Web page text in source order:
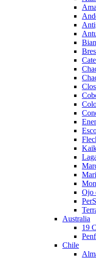
Ojo
Australia
19
Chile